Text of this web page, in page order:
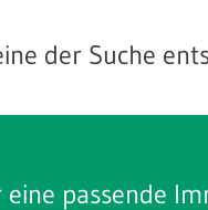
der Suche
eine passende